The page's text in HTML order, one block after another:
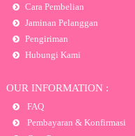
Cara Pembelian
Jaminan Pelanggan
Pengiriman
Hubungi Kami
OUR INFORMATION :
FAQ
Pembayaran & Konfirmasi